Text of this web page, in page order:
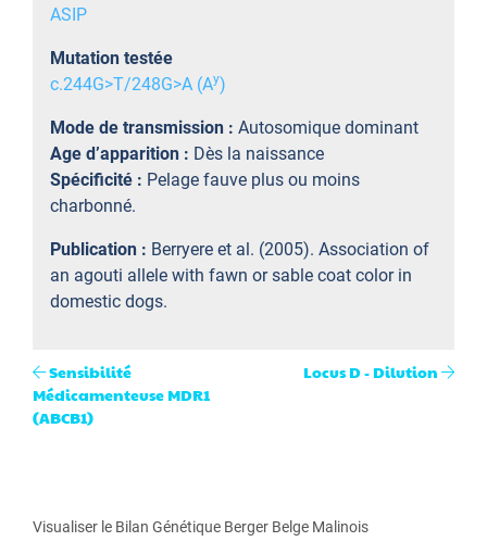
ASIP
Mutation testée
c.244G>T/248G>A (Ay)
Mode de transmission : Autosomique dominant
Age d’apparition : Dès la naissance
Spécificité : Pelage fauve plus ou moins
charbonné.
Publication : Berryere et al. (2005). Association of
an agouti allele with fawn or sable coat color in
domestic dogs.
Sensibilité
Médicamenteuse MDR1
(ABCB1)
Locus D - Dilution
Visualiser le Bilan Génétique Berger Belge Malinois